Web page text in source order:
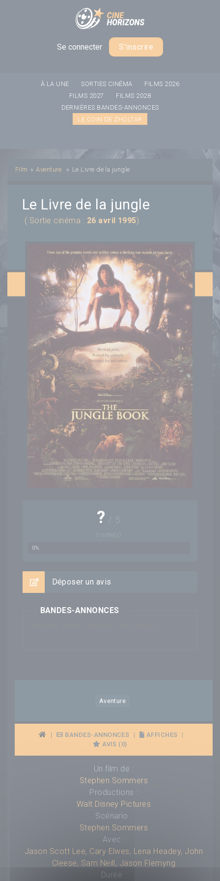
Se connecter S'inscrire
À LA UNE SORTIES CINÉMA
FILMS 2026
FILMS 2027
FILMS 2028
DERNIÈRES BANDES-ANNONCES
LE COIN DE ZHOLTAR
Film » Aventure » Le Livre de la jungle
Le Livre de la jungle
( Sortie cinéma : 26 avril 1995)
? / 5
note(s)
0%
Déposer un avis
BANDES-ANNONCES
Aventure
| BANDES-ANNONCES | AFFICHES
|
AVIS (0)
Un film de :
Stephen Sommers
Productions :
Walt Disney Pictures
Scénario :
Stephen Sommers
Avec :
Jason Scott Lee, Cary Elwes, Lena Headey, John
Cleese, Sam Neill , Jason Flemyng
Durée :
Panneau de gestion des cookies